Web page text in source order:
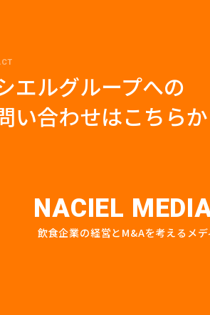
エルグループへの
い合わせはこちらか
NACIEL
飲食企業の経営とM&Aを考えるメデ